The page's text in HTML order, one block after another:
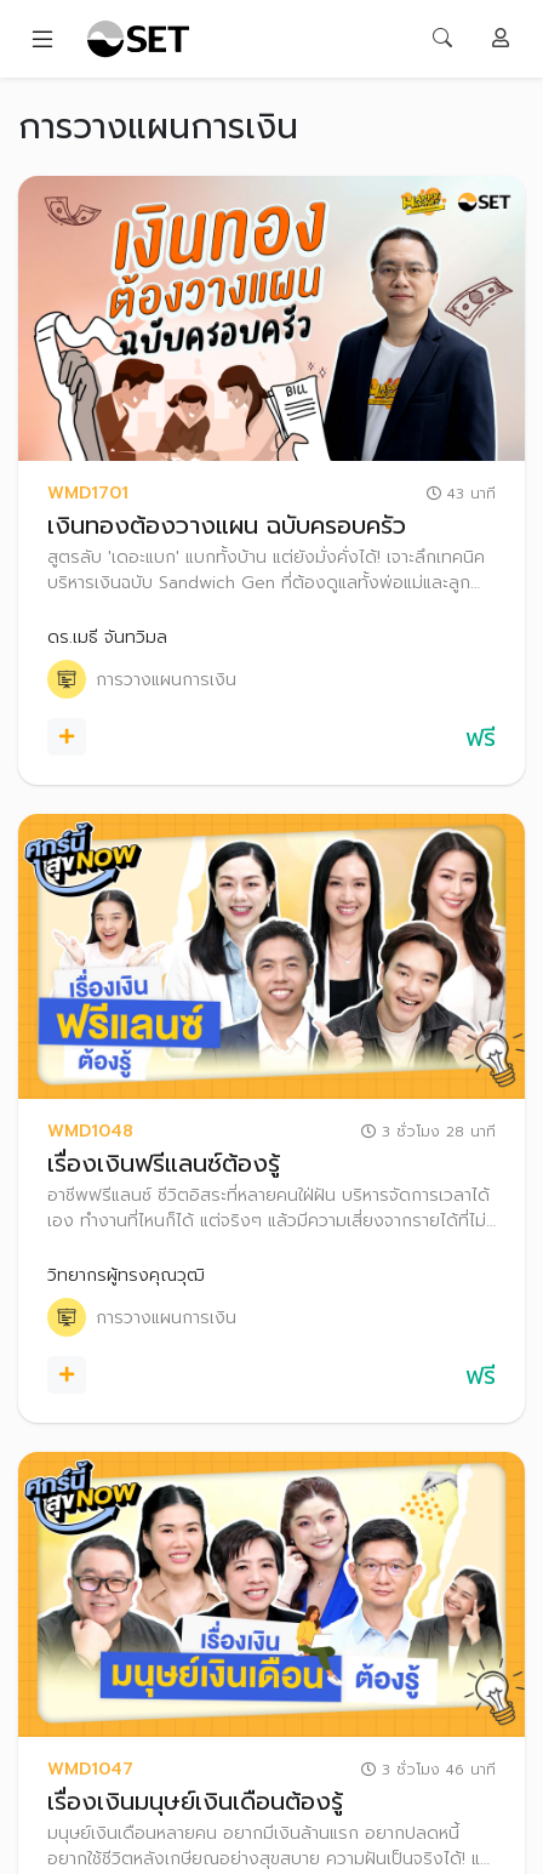
การวางแผนการเงิน
WMD1701 43 นาที
เงินทองต้องวางแผน ฉบับครอบครัว
สูตรลับ 'เดอะแบก' แบกทั้งบ้าน แต่ยังมั่งคั่งได้! เจาะลึกเทคนิค
บริหารเงินฉบับ Sandwich Gen ที่ต้องดูแลทั้งพ่อแม่และลูก
มรดก เพื่อส่งต่อความมั่งคั่งและคุ้มครองความสุขของทุกคน
อย่างยั่งยืน
ดร.เมธี จันทวิมล
การวางแผนการเงิน
ฟรี
WMD1048 3 ชั่วโมง 28 นาที
เรื่องเงินฟรีแลนซ์ต้องรู้
อาชีพฟรีแลนซ์ ชีวิตอิสระที่หลายคนใฝ่ฝัน บริหารจัดการเวลาได้
เอง ทำงานที่ไหนก็ได้ แต่จริงๆ แล้วมีความเสี่ยงจากรายได้ที่ไม่
วางแผนบริหารเงินและภาษี จึงเป็นสิ่งสำคัญ ช่วยให้ชีวิตฟรีแลน
ซ์มั่นคงและสบายใจ
วิทยากรผู้ทรงคุณวุฒิ
การวางแผนการเงิน
ฟรี
WMD1047 3 ชั่วโมง 46 นาที
เรื่องเงินมนุษย์เงินเดือนต้องรู้
มนุษย์เงินเดือนหลายคน อยากมีเงินล้านแรก อยากปลดหนี้
อยากใช้ชีวิตหลังเกษียณอย่างสุขสบาย ความฝันเป็นจริงได้! แค่